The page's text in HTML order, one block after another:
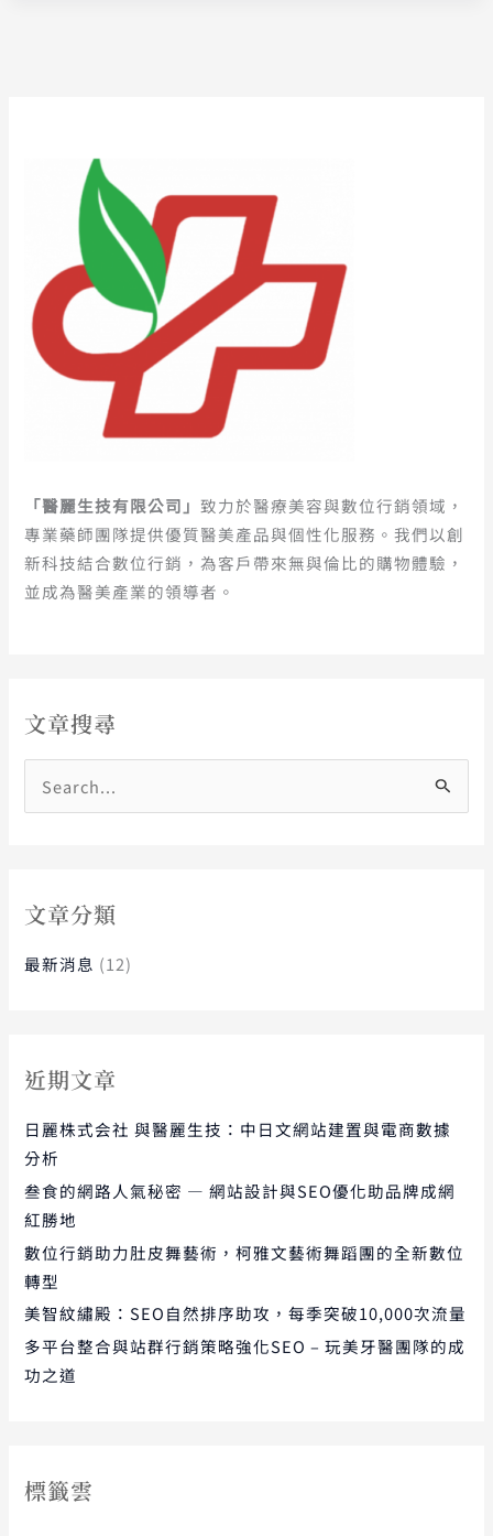
「醫麗生技有限公司」 致力於醫療美容與數位行銷領域，
專業藥師團隊提供優質醫美產品與個性化服務。我們以創
新科技結合數位行銷，為客戶帶來無與倫比的購物體驗，
並成為醫美產業的領導者。
文章搜尋
:文章分類
最新消息 (12)
近期文章
日麗株式会社 與醫麗生技：中日文網站建置與電商數據
分析
叁食的網路人氣秘密 — 網站設計與SEO優化助品牌成網
紅勝地
數位行銷助力肚皮舞藝術，柯雅文藝術舞蹈團的全新數位
轉型
美智紋繡殿：SEO自然排序助攻，每季突破10,000次流量
多平台整合與站群行銷策略強化SEO – 玩美牙醫團隊的成
功之道
標籤雲